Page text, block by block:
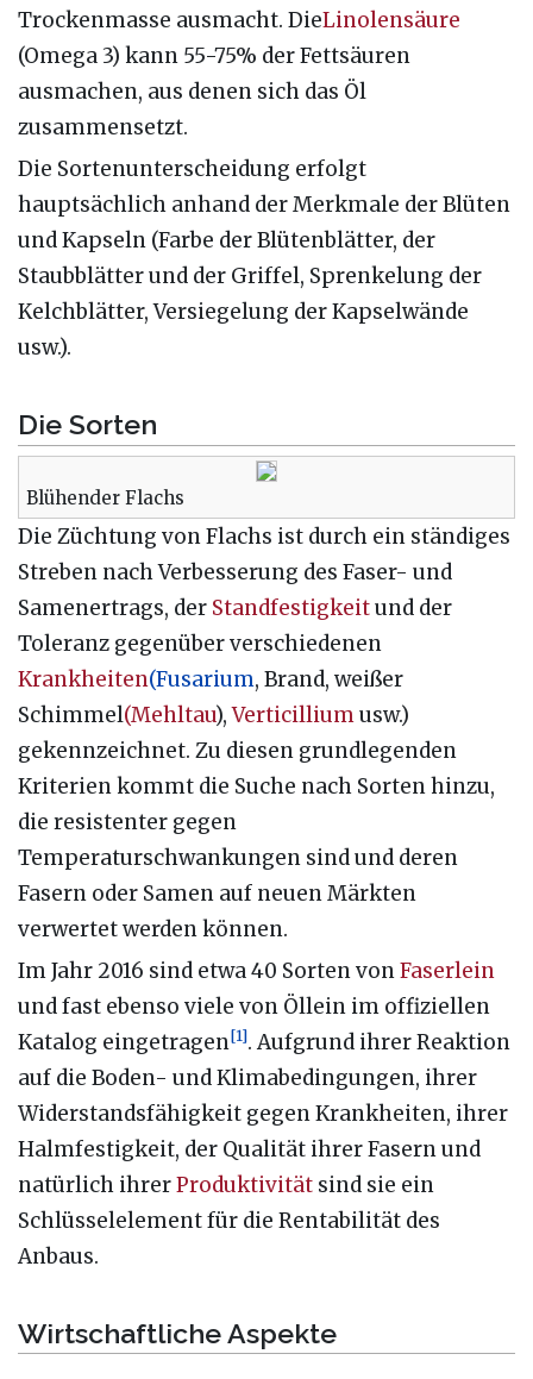
Trockenmasse ausmacht. DieLinolensäure
(Omega 3) kann 55-75% der Fettsäuren
ausmachen, aus denen sich das Öl
zusammensetzt.
Die Sortenunterscheidung erfolgt
hauptsächlich anhand der Merkmale der Blüten
und Kapseln (Farbe der Blütenblätter, der
Staubblätter und der Griffel, Sprenkelung der
Kelchblätter, Versiegelung der Kapselwände
usw.).
Die Sorten
Blühender Flachs
Die Züchtung von Flachs ist durch ein ständiges
Streben nach Verbesserung des Faser- und
Samenertrags, der Standfestigkeitund der
Toleranz gegenüber verschiedenen
Krankheiten(Fusarium, Brand, weißer
Schimmel(Mehltau),Verticilliumusw.)
gekennzeichnet. Zu diesen grundlegenden
Kriterien kommt die Suche nach Sorten hinzu,
die resistenter gegen
Temperaturschwankungen sind und deren
Fasern oder Samen auf neuen Märkten
verwertet werden können.
Im Jahr 2016 sind etwa 40 Sorten vonFaserlein
und fast ebenso viele von Öllein im offiziellen
Katalog eingetragen[1]. Aufgrund ihrer Reaktion
auf die Boden- und Klimabedingungen, ihrer
Widerstandsfähigkeit gegen Krankheiten, ihrer
Halmfestigkeit, der Qualität ihrer Fasern und
natürlich ihrerProduktivität sind sie ein
Schlüsselelement für die Rentabilität des
Anbaus.
Wirtschaftliche Aspekte